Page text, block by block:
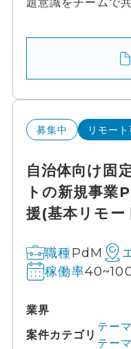
募集中 リモート
自治体向け固
トの新規事業
援(基本リモー
職種PdM
稼働率
業界
案件カテゴリ
テーマ
テーマ